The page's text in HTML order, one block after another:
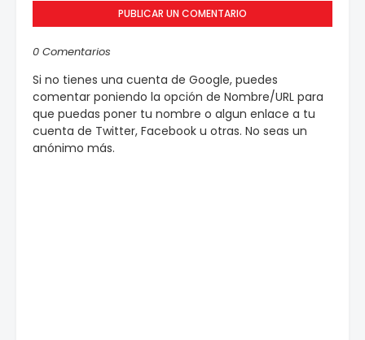
PUBLICAR UN COMENTARIO
0 Comentarios
Si no tienes una cuenta de Google, puedes
comentar poniendo la opción de Nombre/URL para
que puedas poner tu nombre o algun enlace a tu
cuenta de Twitter, Facebook u otras. No seas un
anónimo más.